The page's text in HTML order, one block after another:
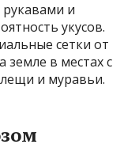
и
укусов.
сетки от
земле в местах с
и муравьи.